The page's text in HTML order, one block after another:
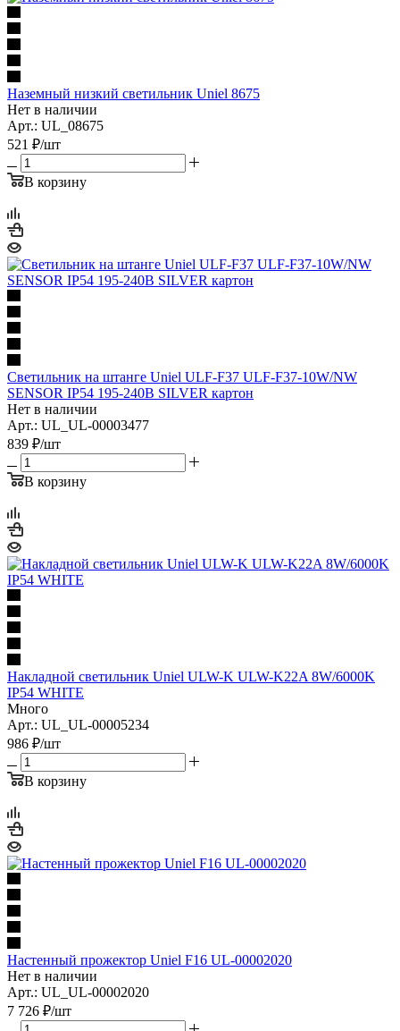
Наземный низкий светильник Uniel 8675
Нет в наличии
Арт.: UL_08675
521 ₽/шт
В корзину
Светильник на штанге Uniel ULF-F37 ULF-F37-10W/NW
SENSOR IP54 195-240В SILVER картон
Нет в наличии
Арт.: UL_UL-00003477
839 ₽/шт
В корзину
Накладной светильник Uniel ULW-K ULW-K22A 8W/6000K
IP54 WHITE
Много
Арт.: UL_UL-00005234
986 ₽/шт
В корзину
Настенный прожектор Uniel F16 UL-00002020
Нет в наличии
Арт.: UL_UL-00002020
7 726 ₽/шт